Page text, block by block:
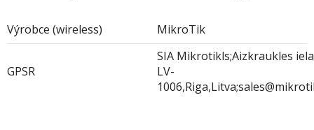
Výrobce (wireless) MikroTik
GPSR
SIA Mikrotikls;Aizkraukles
LV-